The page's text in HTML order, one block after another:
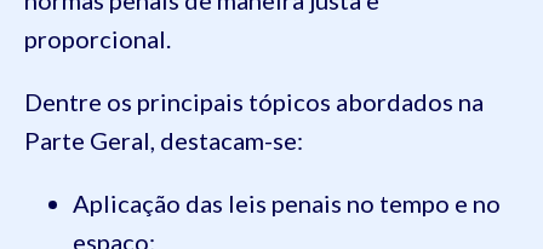
proporcional.
Dentre os principais tópicos abordados na
Parte Geral, destacam-se:
Aplicação das leis penais no tempo e no
espaço;